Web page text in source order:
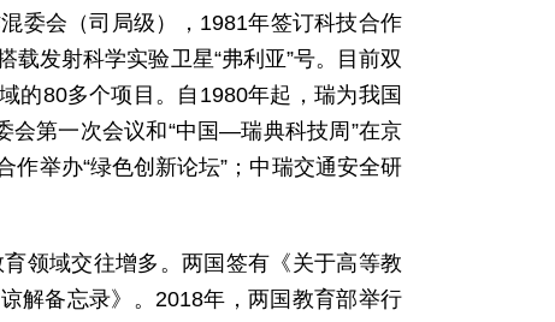
委会（司局级），1981年签订科技合作
发射科学实验卫星“弗利亚”号。目前双
的80多个项目。自1980年起，瑞为我国
会第一次会议和“中国—瑞典科技周”在京
举办“绿色创新论坛”；中瑞交通安全研
领域交往增多。两国签有《关于高等教
解备忘录》。2018年，两国教育部举行